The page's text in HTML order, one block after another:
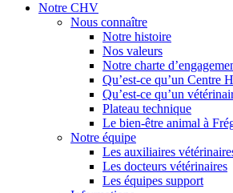
Notre CHV
Nous connaître
Notre histoire
Nos valeurs
Notre charte
Qu’est-ce qu’un Centre
Qu’est-ce qu’un
Plateau technique
Le bien-être animal à
Notre équipe
Les auxiliaires
Les docteurs vétérinaires
Les équipes support